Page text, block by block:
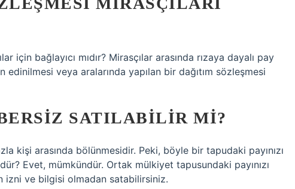
için bağlayıcı mıdır? Mirasçılar arasında rızaya dayalı pay
edinilmesi veya aralarında yapılan bir dağıtım sözleşmesi
SATILABILIR MI?
kişi arasında bölünmesidir. Peki, böyle bir tapudaki payınızı
Evet, mümkündür. Ortak mülkiyet tapusundaki payınızı
izni ve bilgisi olmadan satabilirsiniz.